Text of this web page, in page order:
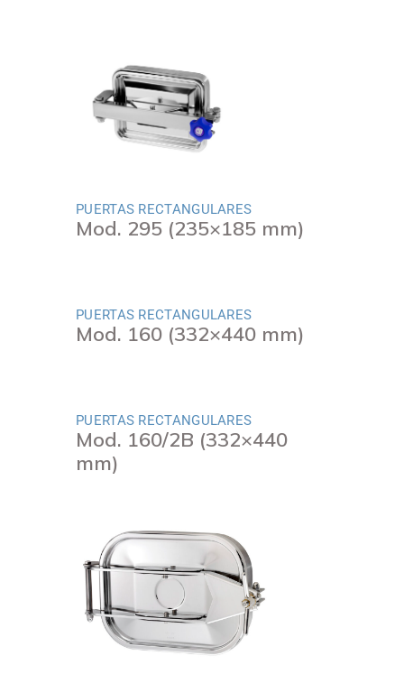
PUERTAS RECTANGULARES
Mod. 295 (235×185 mm)
PUERTAS RECTANGULARES
Mod. 160 (332×440 mm)
PUERTAS RECTANGULARES
Mod. 160/2B (332×440
mm)